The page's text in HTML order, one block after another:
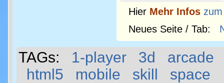
Hier Mehr Infos
Neues Seite / Tab:
TAGs: 1-player 3d
arcade
html5
mobile skill space